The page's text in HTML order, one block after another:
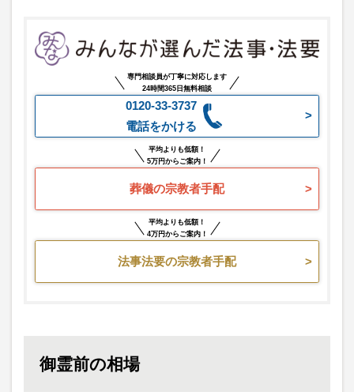
専門相談員が丁寧に対応します
24時間365日無料相談
0120-33-3737
電話をかける
平均よりも低額！
5万円からご案内！
葬儀の宗教者手配
平均よりも低額！
4万円からご案内！
法事法要の宗教者手配
御霊前の相場